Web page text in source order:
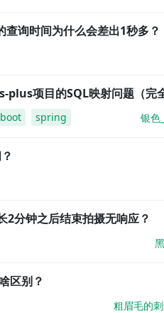
查询时间为什么会差出1秒多？
项目的SQL映射问题（完
spring 银色
2分钟之后结束拍摄无响应？
区别？
粗眉毛的